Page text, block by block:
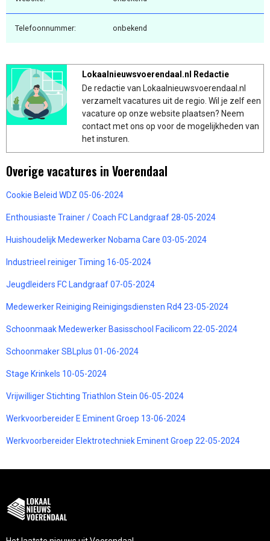
Telefoonnummer: onbekend
Lokaalnieuwsvoerendaal.nl Redactie
De redactie van Lokaalnieuwsvoerendaal.nl
verzamelt vacatures uit de regio. Wil je zelf een
vacature op onze website plaatsen? Neem
contact met ons op voor de mogelijkheden van
het insturen.
Overige vacatures in Voerendaal
Cookie Beleid WDZ 05-06-2024
Enthousiaste Trainer / Coach FC Landgraaf 28-05-2024
Huishoudelijk Medewerker Nobama Care 03-05-2024
Industrieel reiniger Timing 16-05-2024
Jeugdleiders FC Landgraaf 07-05-2024
Medewerker Reiniging Reinigingsdiensten Rd4 23-05-2024
Schoonmaak Medewerker Basisschool Facilicom 22-05-2024
Schoonmaker SBLplus 01-06-2024
Stage Krinkels 10-05-2024
Vrijwilliger Stichting Triathlon Stein 06-05-2024
Werkvoorbereider E Eminent Groep 13-06-2024
Werkvoorbereider Elektrotechniek Eminent Groep 22-05-2024